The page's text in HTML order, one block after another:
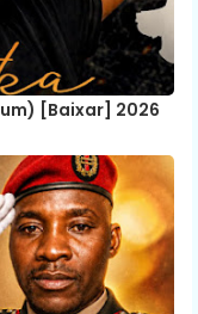
[Baixar] 2026